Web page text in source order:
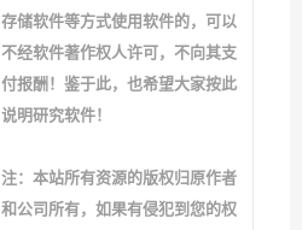
存储软件等方式使用软件的，可以
不经软件著作权人许可，不向其支
付报酬！鉴于此，也希望大家按此
说明研究软件！
注：本站所有资源的版权归原作者
和公司所有，如果有侵犯到您的权